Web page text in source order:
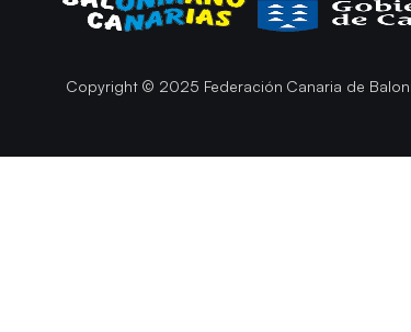
Copyright © 2025 Federación Canaria de